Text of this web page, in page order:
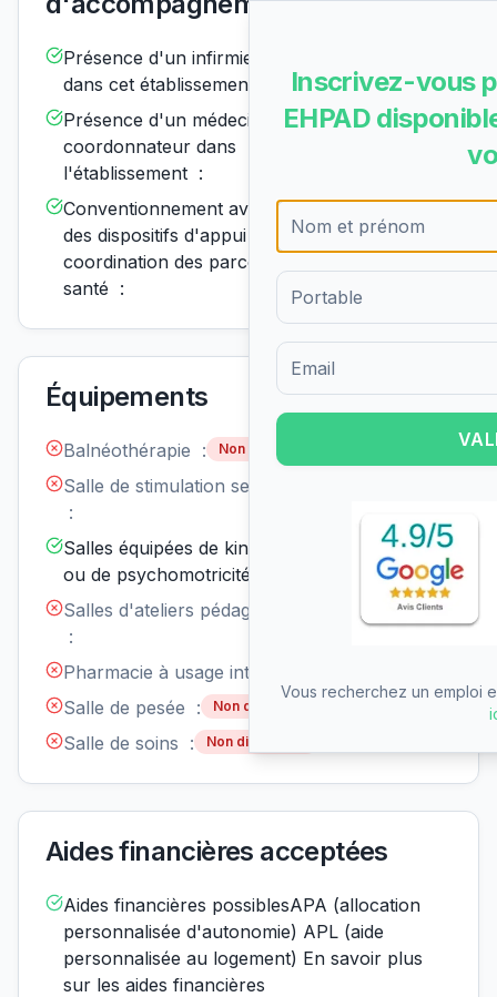
Présence d'un infirmier de nuit
dans cet établissement :
Présence d'un médecin
coordonnateur dans
l'établissement :
Disponible
Conventionnement avec un ou
des dispositifs d'appui à la
coordination des parcours de
santé :
Disponible
Équipements
Balnéothérapie : Non disponible
Salle de stimulation sensorielle
:
Salles équipées de kinésithérapie
ou de psychomotricité :
Disponible
Salles d'ateliers pédagogiques
:
disponible
Pharmacie à usage interne :
Salle de pesée : Non disponible
Salle de soins : Non disponible
Aides financières acceptées
Aides financières possiblesAPA (allocation
personnalisée d'autonomie) APL (aide
personnalisée au logement) En savoir plus
sur les aides financières
Inscrivez-vous
EHPAD
Formulaire d'inscription pour
Vous recherchez un emploi